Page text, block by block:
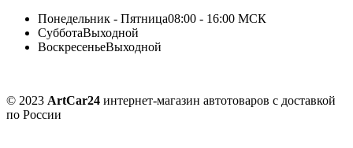
Понедельник - Пятница08:00 - 16:00 МСК
СубботаВыходной
ВоскресеньеВыходной
© 2023 ArtCar24 интернет-магазин автотоваров с доставкой
по России